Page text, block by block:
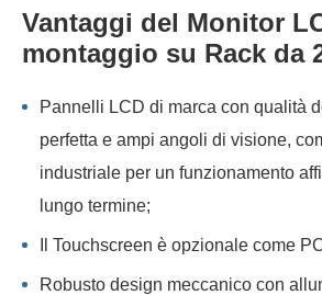
Vantaggi del Monitor
montaggio su Rack da
Pannelli LCD di marca con qualità
perfetta e ampi angoli di visione,
industriale per un funzionamento
lungo termine;
Il Touchscreen è opzionale come
Robusto design meccanico con